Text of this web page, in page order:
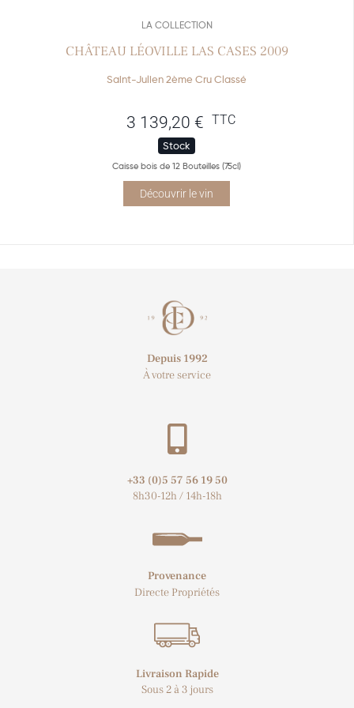
LA COLLECTION
CHÂTEAU LÉOVILLE LAS CASES 2009
Saint-Julien 2ème Cru Classé
3 139,20 € TTC
Stock
Caisse bois de 12 Bouteilles (75cl)
Découvrir le vin
Depuis 1992
À votre service
+33 (0)5 57 56 19 50​
8h30-12h / 14h-18h
Provenance
Directe Propriétés
Livraison Rapide
Sous 2 à 3 jours